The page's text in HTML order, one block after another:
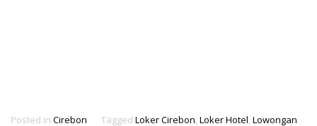
Posted in Cirebon Tagged Loker Cirebon Loker Hotel Lowongan